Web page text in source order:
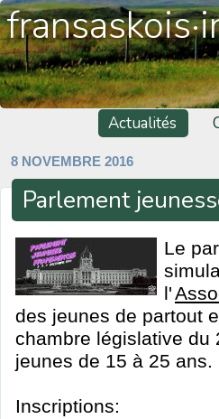
Actualités
8 NOVEMBRE 2016
Parlement
Le
l'
des jeunes de partout
chambre législative du
jeunes de 15 à 25 ans.
Inscriptions: